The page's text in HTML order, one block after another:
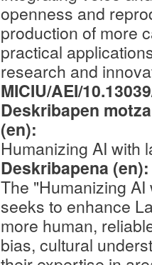
openness and
production of more
practical
research and
MICIU/AEI/
Deskribapen
(en):
Humanizing AI with
Deskribapena
The "Humanizing
seeks to enhance
more human,
bias, cultural